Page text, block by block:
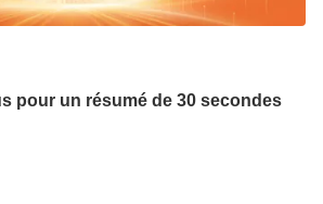
pour un résumé de 30 secondes